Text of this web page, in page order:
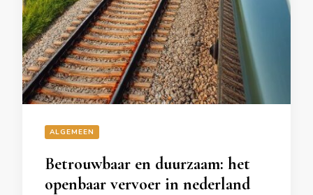
ALGEMEEN
Betrouwbaar en duurzaam: het
openbaar vervoer in nederland